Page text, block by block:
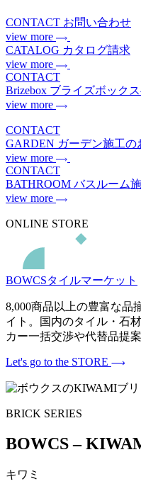
CONTACT お問い合わせ
view more
CATALOG カタログ請求
view more
CONTACT
Brizebox ブライズボック
view more
CONTACT
GARDEN ガーデン施工の
view more
CONTACT
BATHROOM バスルーム
view more
ONLINE STORE
BOWCSタイルマーケット
8,000商品以上の豊富な品
イト。国内のタイル・石
カー一括交渉や代替品提
Let's go to the STORE
BRICK SERIES
BOWCS –
キワミ